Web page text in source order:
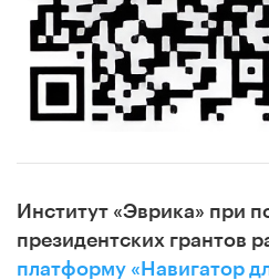
Институт «Эврика» при
президентских грантов
платформу «Навигатор